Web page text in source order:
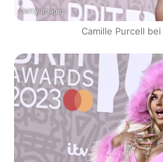
Getty Images
Camille Purcell